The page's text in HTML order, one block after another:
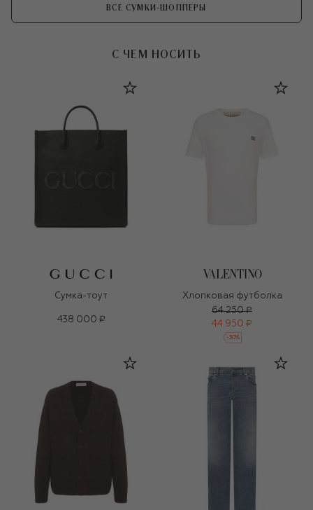
ВСЕ СУМКИ-ШОППЕРЫ
С ЧЕМ НОСИТЬ
Сумка-тоут
438 000 ₽
Хлопковая футболка
64 250 ₽
44 950 ₽
-30%